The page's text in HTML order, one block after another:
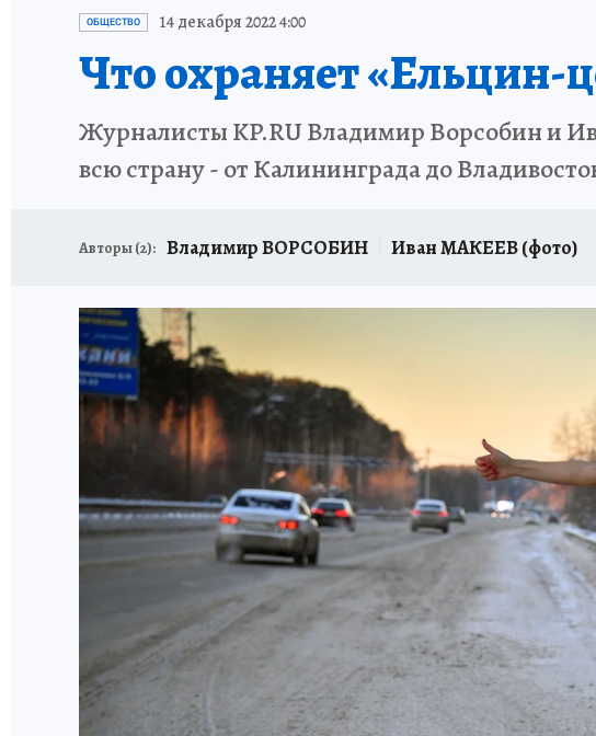
ИСПЫТАНО НА СЕБЕ
ОБЩЕСТВО 14 декабря 2022 4:00
Что охраняет «Ельцин-
Журналисты KP.RU Владимир Ворсобин и
всю страну - от Калининграда до
Авторы (2): Владимир ВОРСОБИН Иван МАКЕЕВ (фото)